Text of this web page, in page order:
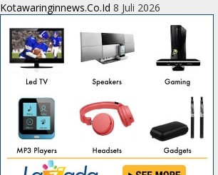
Kotawaringinnews.co.id 8 Juli 2026